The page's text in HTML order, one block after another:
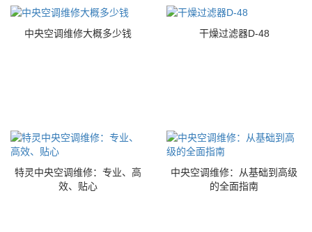
中央空调维修大概多少钱 干燥过滤器D-48
特灵中央空调维修：专业、高
效、贴心
中央空调维修：从基础到高级
的全面指南